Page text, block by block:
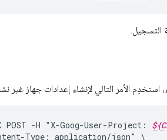
استخدِم الأمر التالي لإنشاء إعدادات جهاز غير
POST -H "X-Goog-User-Project:
Type: application/json"